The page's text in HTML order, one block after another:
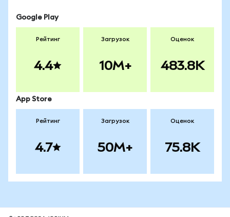
Google Play
Рейтинг
4.4
Загрузок
10M+
Оценок
483.8K
App Store
Рейтинг
4.7
Загрузок
50M+
Оценок
75.8K